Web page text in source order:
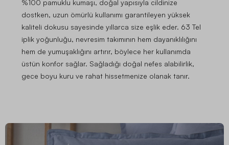
%100 pamuklu kumaşı, doğal yapısıyla cildinize
dostken, uzun ömürlü kullanımı garantileyen yüksek
kaliteli dokusu sayesinde yıllarca size eşlik eder. 63 Tel
iplik yoğunluğu, nevresim takımının hem dayanıklılığını
hem de yumuşaklığını artırır, böylece her kullanımda
üstün konfor sağlar. Sağladığı doğal nefes alabilirlik,
gece boyu kuru ve rahat hissetmenize olanak tanır.